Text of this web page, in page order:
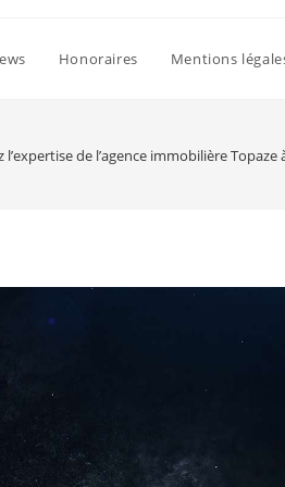
Honoraires Mentions
l’expertise de l’agence immobilière